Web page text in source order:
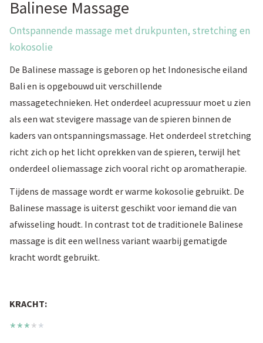
Balinese Massage
Ontspannende massage met drukpunten, stretching en
kokosolie
De Balinese massage is geboren op het Indonesische eiland
Bali en is opgebouwd uit verschillende
massagetechnieken. Het onderdeel acupressuur moet u zien
als een wat stevigere massage van de spieren binnen de
kaders van ontspanningsmassage. Het onderdeel stretching
richt zich op het licht oprekken van de spieren, terwijl het
onderdeel oliemassage zich vooral richt op aromatherapie.
Tijdens de massage wordt er warme kokosolie gebruikt. De
Balinese massage is uiterst geschikt voor iemand die van
afwisseling houdt. In contrast tot de traditionele Balinese
massage is dit een wellness variant waarbij gematigde
kracht wordt gebruikt.
KRACHT:
*****